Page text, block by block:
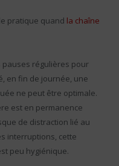
pratique quand la chaîne
pauses régulières pour
en fin de journée, une
ne peut être optimale.
est en permanence
de distraction lié au
interruptions, cette
peu hygiénique.